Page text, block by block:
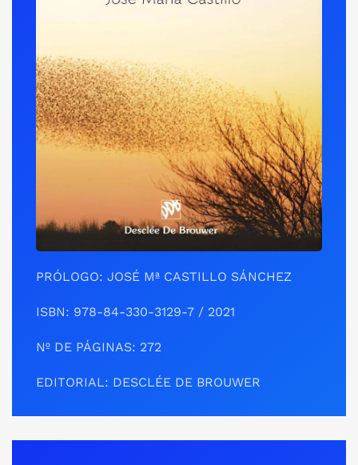
PRÓLOGO: JOSÉ Mª CASTILLO SÁNCHEZ
ISBN: 978-84-330-3129-7 / 2021
Nº DE PÁGINAS: 272
EDITORIAL: DESCLÉE DE BROUWER